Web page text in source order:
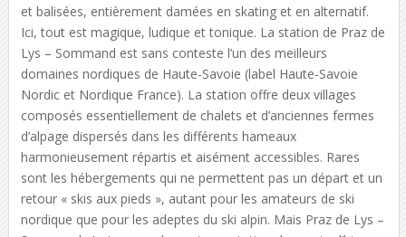
et balisées, entièrement damées en skating et en alternatif.
Ici, tout est magique, ludique et tonique. La station de Praz de
Lys – Sommand est sans conteste l’un des meilleurs
domaines nordiques de Haute-Savoie (label Haute-Savoie
Nordic et Nordique France). La station offre deux villages
composés essentiellement de chalets et d’anciennes fermes
d’alpage dispersés dans les différents hameaux
harmonieusement répartis et aisément accessibles. Rares
sont les hébergements qui ne permettent pas un départ et un
retour « skis aux pieds », autant pour les amateurs de ski
nordique que pour les adeptes du ski alpin. Mais Praz de Lys –